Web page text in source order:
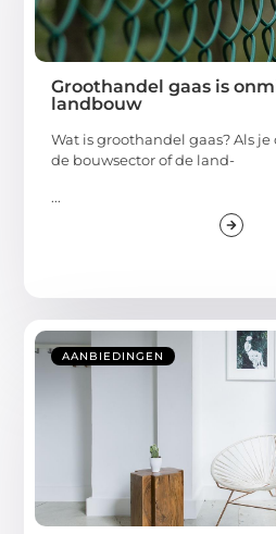
Groothandel gaas is
landbouw
Wat is groothandel gaas? Als
de bouwsector of de land-
...
AANBIEDINGEN